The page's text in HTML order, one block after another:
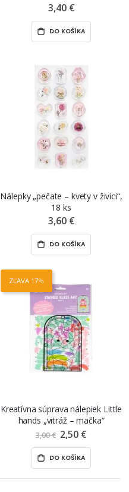
3,40 €
DO KOŠÍKA
Nálepky „pečate – kvety v živici“,
18 ks
3,60 €
DO KOŠÍKA
ZĽAVA 17%
Kreatívna súprava nálepiek Little
hands „vitráž – mačka“
3,00 € Znížená
cena
2,50 €
DO KOŠÍKA